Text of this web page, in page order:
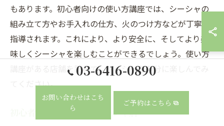
もあります。初心者向けの使い方講座では、シーシャの
組み立て方やお手入れの仕方、火のつけ方などが丁寧に
指導されます。これにより、より安全に、そしてより美
味しくシーシャを楽しむことができるでしょう。使い方
講座がある店舗を訪れて、シーシャを存分に楽しんでみ
てください。
初心者でも入りやすいシーシャ店
03-6416-0890
お問い合わせはこち
ら
ご予約はこちら